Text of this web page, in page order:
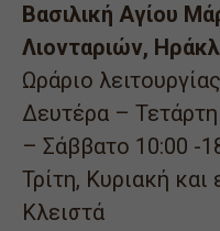
Βασιλική Αγίου
Λιονταριών,
Ωράριο
Δευτέρα –
– Σάββατο 10:00 -
Τρίτη, Κυριακή και
Κλειστά